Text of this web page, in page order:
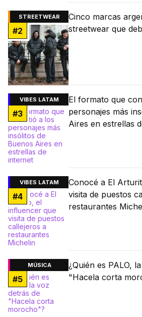
STREETWEAR
#2
Cinco marcas
streetwear que
VIBES LATAM
#3
El formato que
personajes más
Aires en estrellas
VIBES LATAM
#4
Conocé a El
visita de puestos
restaurantes
MÚSICA
#5
¿Quién es PALO,
"Hacela corta